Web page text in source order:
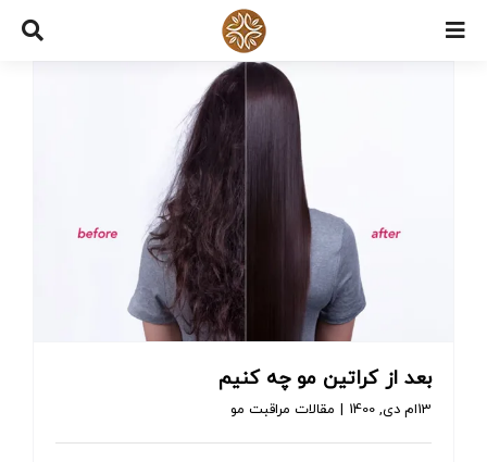
Skip
بعد از کراتین مو چه کنیم
13ام دی, 1400 مقالات مراقبت مو